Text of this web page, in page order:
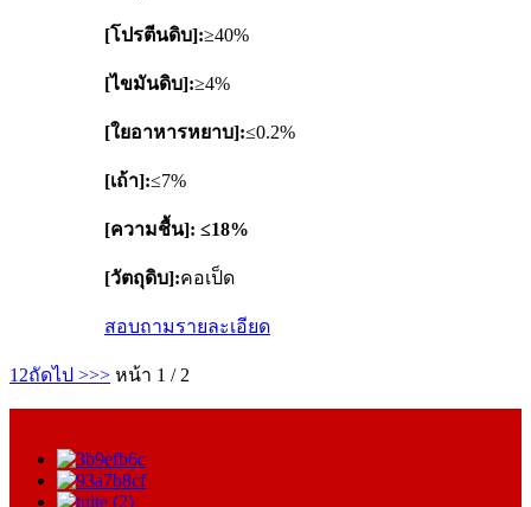
[โปรตีนดิบ]:≥40%
[ไขมันดิบ]:≥4%
[ใยอาหารหยาบ]:≤0.2%
[เถ้า]:≤7%
[ความชื้น]: ≤18%
[วัตถุดิบ]:คอเป็ด
สอบถามรายละเอียด
1 2ถัดไป >>> หน้า 1 / 2